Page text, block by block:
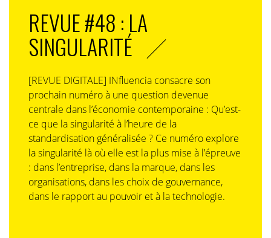
REVUE #48 : LA
SINGULARITÉ
[REVUE DIGITALE] INfluencia consacre son
prochain numéro à une question devenue
centrale dans l’économie contemporaine : Qu’est-
ce que la singularité à l’heure de la
standardisation généralisée ? Ce numéro explore
la singularité là où elle est la plus mise à l’épreuve
: dans l’entreprise, dans la marque, dans les
organisations, dans les choix de gouvernance,
dans le rapport au pouvoir et à la technologie.